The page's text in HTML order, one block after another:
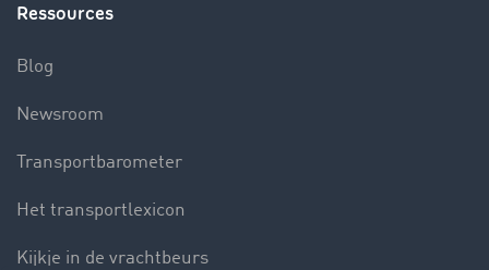
Ressources
Blog
Newsroom
Transportbarometer
Het transportlexicon
Kijkje in de vrachtbeurs